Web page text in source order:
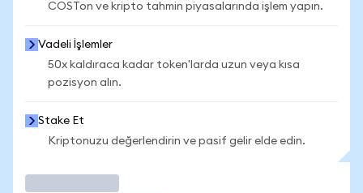
COSTon ve kripto tahmin piyasalarında işlem yapın.
Vadeli İşlemler
50x kaldıraca kadar token'larda uzun veya kısa
pozisyon alın.
Stake Et
Kriptonuzu değerlendirin ve pasif gelir elde edin.